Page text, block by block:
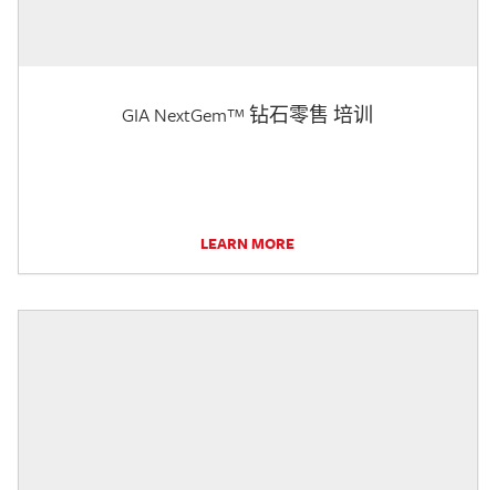
GIA NextGem™ 钻石零售 培训
LEARN MORE